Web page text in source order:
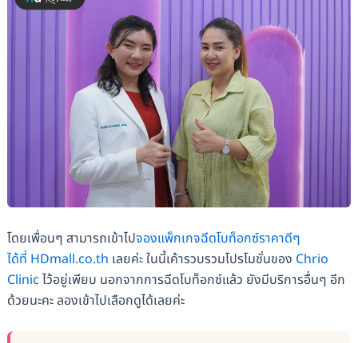
โดยเพื่อนๆ สามารถเข้าไปจองแพ็กเกจฉีดโบท็อกซ์ราคาดีๆ
ได้ที่ HDmall.co.th เลยค่ะ ในนี้เค้ารวบรวมโปรโมชั่นของ Chrio
Clinic ไว้อยู่เพียบ นอกจากการฉีดโบท็อกซ์แล้ว ยังมีบริการอื่นๆ อีก
ด้วยนะคะ ลองเข้าไปเลือกดูได้เลยค่ะ